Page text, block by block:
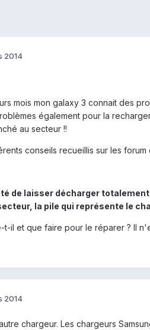
2014
mois mon galaxy 3 connait des
également pour la
au secteur !!
conseils recueillis sur les
de laisser décharger
la pile qui représente le
t-il et que faire pour le réparer ? Il
2014
chargeur. Les chargeurs